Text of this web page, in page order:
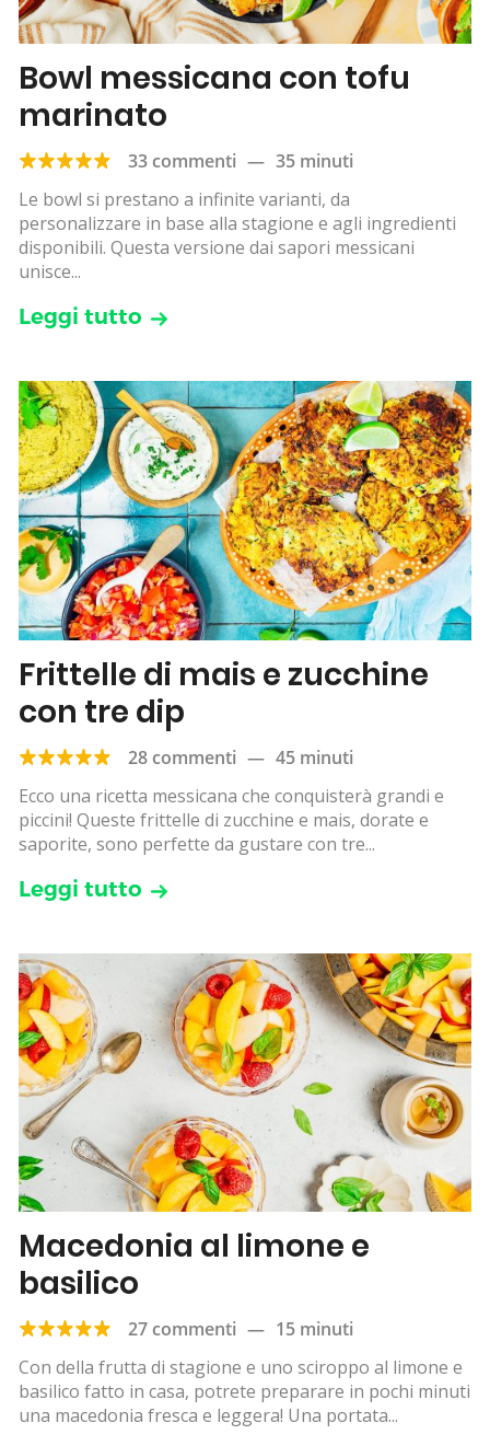
Bowl messicana con tofu
marinato
33 commenti — 35 minuti
Le bowl si prestano a infinite varianti, da
personalizzare in base alla stagione e agli ingredienti
disponibili. Questa versione dai sapori messicani
unisce...
Leggi tutto
Frittelle di mais e zucchine
con tre dip
28 commenti — 45 minuti
Ecco una ricetta messicana che conquisterà grandi e
piccini! Queste frittelle di zucchine e mais, dorate e
saporite, sono perfette da gustare con tre...
Leggi tutto
Macedonia al limone e
basilico
27 commenti — 15 minuti
Con della frutta di stagione e uno sciroppo al limone e
basilico fatto in casa, potrete preparare in pochi minuti
una macedonia fresca e leggera! Una portata...